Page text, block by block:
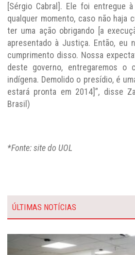
[Sérgio Cabral]. Ele foi entregue
qualquer momento, caso não haja
ter uma ação obrigando [a
apresentado à Justiça. Então, eu
cumprimento disso. Nossa
deste governo, entregaremos o
indígena. Demolido o presídio, é
estará pronta em 2014]”, disse
Brasil)
*Fonte: site do UOL
ÚLTIMAS NOTÍCIAS